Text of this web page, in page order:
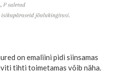
on emaliini pidi siinsamas
tihti toimetamas võib näha.